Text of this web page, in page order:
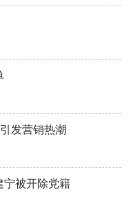
发营销热潮
宁被开除党籍